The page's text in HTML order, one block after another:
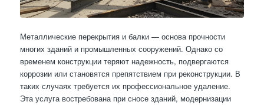
Металлические перекрытия и балки — основа прочности
многих зданий и промышленных сооружений. Однако со
временем конструкции теряют надежность, подвергаются
коррозии или становятся препятствием при реконструкции. В
таких случаях требуется их профессиональное удаление.
Эта услуга востребована при сносе зданий, модернизации